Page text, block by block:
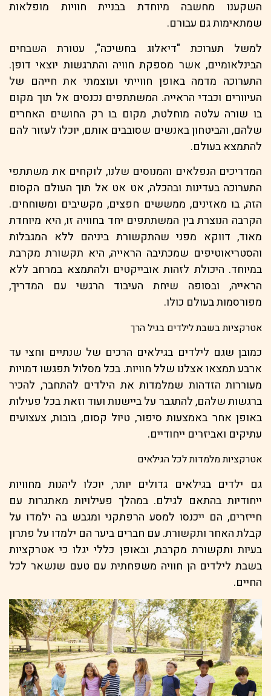
השקענו מחשבה מיוחדת בבניית חוויות מופלאות
שמתאימות גם עבורם.
למשל תערוכת "דיאלוג בחשיכה", עטורת השבחים
הבינלאומיים, אשר מספקת חוויה והתרגשות יוצאי דופן.
התערוכה מדמה באופן חווייתי ועוצמתי את חייהם של
העיוורים וכבדי הראייה. המשתתפים נכנסים אל תוך מקום
בו שורה עלטה מוחלטת, מקום בו רק החושים האחרים
שלהם, והביטחון באנשים שסובבים אותם, יוכלו לעזור להם
להתמצא בעולם.
המדריכים הנפלאים והמנוסים שלנו, לוקחים את משתתפי
התערוכה בעדינות ובהכלה, אט אט אל תוך העולם הקסום
הזה, בו מאזינים, ממששים חפצים, מקשיבים ומשוחחים.
הקרבה הנוצרת בין המשתתפים יחד בחוויה זו, היא מיוחדת
מאוד, דווקא מפני שהתקשורת ביניהם ללא המגבלות
והסטריאוטיפים שמכתיבה הראייה, היא תקשורת מקרבת
במיוחד. היכולת לזהות אובייקטים ולהתמצא במרחב ללא
הראייה, ובסופה שיחת העיבוד הרגשי עם המדריך,
מפורסמות בעולם כולו.
אטרקציות בשבת לילדים בגיל הרך
כמובן שגם לילדים בגילאים הרכים של שנתיים וחצי עד
ארבע תמצאו אצלנו שלל חוויות. בכל מסלול תפגשו דמויות
מעוררות הזדהות שמלמדות את הילדים להתחבר, להכיר
ברגשות שלהם, להתגבר על ביישנות ועוד וזאת בכל פעילות
באופן אחר באמצעות סיפור, טיול קסום, בובות, צעצועים
עתיקים ואביזרים ייחודיים.
אטרקציות מלמדות לכל הגילאים
גם ילדים בגילאים גדולים יותר, יוכלו ליהנות מחוויות
ייחודיות בהתאם לגילם. במהלך פעילויות מאתגרות עם
חייזרים, הם ייכנסו למסע הרפתקני ומגבש בה ילמדו על
קבלת האחר ותקשורת. עם חברים ביער הם ילמדו על פתרון
בעיות ותקשורת מקרבת, ובאופן כללי יגלו כי אטרקציות
בשבת לילדים הן חוויה משפחתית עם טעם שנשאר לכל
החיים.